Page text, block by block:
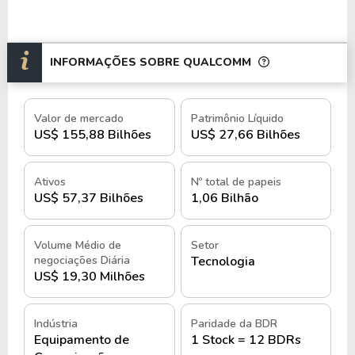
como demanda por redes móveis avançadas,
desenvolvimento da infraestrutura 5G.
Por meio de investimentos constantes em pesquisa
e inovação, a empresa se posiciona no setor de
semicondutores e telecomunicações como uma das
principais líderes.
A estrutura operacional inclui centros de pesquisa
e desenvolvimento, fábricas de chips, parcerias
estratégicas com fabricantes de hardware e uma
divisão voltada para licenciamento de
patentes. Com 41.000 funcionários, a Qualcomm
mantém uma estrutura global para atender às
INFORMAÇÕES SOBRE QUALCOMM
Valor de mercado
US$ 155,88 Bilhões
Patrimônio Líquido
US$ 27,66 Bilhões
Ativos
US$ 57,37 Bilhões
Nº total de papeis
1,06 Bilhão
Volume Médio de
negociações Diária
US$ 19,30 Milhões
Setor
Tecnologia
Indústria
Equipamento de
Paridade da BDR
1 Stock = 12 BDRs